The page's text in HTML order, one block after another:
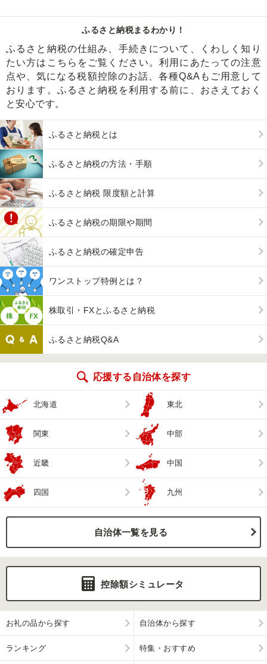
ふるさと納税まるわかり！
ふるさと納税の仕組み、手続きについて、くわしく知り
たい方はこちらをご覧ください。利用にあたっての注意
点や、気になる税額控除のお話、各種Q&Aもご用意して
おります。ふるさと納税を利用する前に、おさえておく
と安心です。
ふるさと納税とは
ふるさと納税の方法・手順
ふるさと納税 限度額と計算
ふるさと納税の期限や期間
ふるさと納税の確定申告
ワンストップ特例とは？
株取引・FXとふるさと納税
ふるさと納税Q&A
応援する自治体を探す
北海道 東北
関東 中部
近畿 中国
四国 九州
自治体一覧を見る
控除額シミュレータ
お礼の品から探す 自治体から探す
ランキング 特集・おすすめ